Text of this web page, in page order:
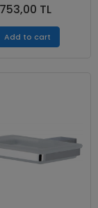
TL
Add to cart